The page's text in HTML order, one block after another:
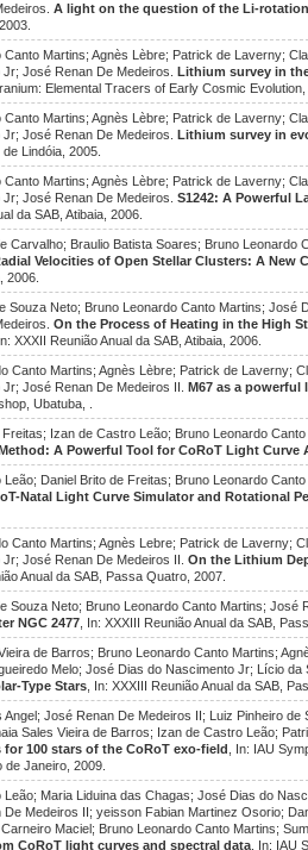
A light on the question of the Li-
Canto Martins; Agnès Lèbre; Patrick de Laverny;
Jr; José Renan De Medeiros.Lithium survey in
Elemental Tracers of Early Cosmic Evolution,
Canto Martins; Agnès Lèbre; Patrick de Laverny;
Jr; José Renan De Medeiros.Lithium survey in
Lindóia, 2005.
Canto Martins; Agnès Lèbre; Patrick de Laverny;
Jr; José Renan De Medeiros.S1242: A Powerful
da SAB, Atibaia, 2006.
Carvalho; Braulio Batista Soares; Bruno
Velocities of Open Stellar Clusters: A New
2006.
Souza Neto; Bruno Leonardo Canto Martins;
On the Process of Heating in the High
In: XXXII Reunião Anual da SAB, Atibaia, 2006.
Canto Martins; Agnès Lèbre; Patrick de Laverny;
Jr; José Renan De Medeiros II.M67 as a
Ubatuba, .
Freitas; Izan de Castro Leão; Bruno Leonardo
A Powerful Tool for CoRoT Light Curve
Leão; Daniel Brito de Freitas; Bruno Leonardo
Natal Light Curve Simulator and Rotational
Canto Martins; Agnès Lebre; Patrick de Laverny;
Jr; José Renan De Medeiros II.On the Lithium
Anual da SAB, Passa Quatro, 2007.
Souza Neto; Bruno Leonardo Canto Martins; José
NGC 2477 , In: XXXIII Reunião Anual da SAB,
de Barros; Bruno Leonardo Canto Martins;
Melo; José Dias do Nascimento Jr; Lício
Type Stars , In: XXXIII Reunião Anual da SAB,
Angel; José Renan De Medeiros II; Luiz Pinheiro
Sales Vieira de Barros; Izan de Castro Leão;
for 100 stars of the CoRoT exo-field
, In: IAU
de Janeiro, 2009.
Leão; Maria Liduina das Chagas; José Dias do
De Medeiros II; yeisson Fabian Martinez Osorio;
Maciel; Bruno Leonardo Canto Martins;
CoRoT light curves and spectral data , In: IAU